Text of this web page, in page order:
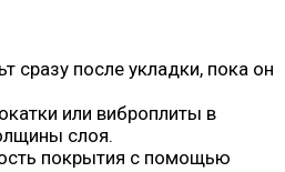
сразу после укладки, пока он
или виброплиты в
слоя.
покрытия с помощью